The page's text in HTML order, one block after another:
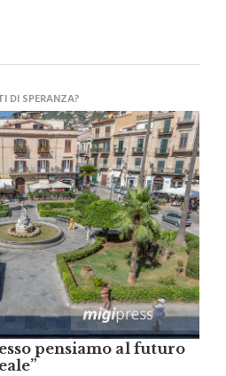
DI SPERANZA?
pensiamo al futuro